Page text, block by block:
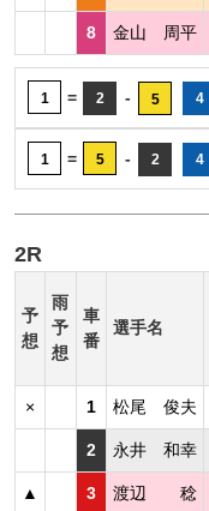
8 金山 周平
1 = 2 - 5 4
1 = 5 - 2 4
2R
予
想
雨
予
想
車
番
選手名
× 1 松尾 俊夫
2 永井 和幸
▲ 3 渡辺 稔